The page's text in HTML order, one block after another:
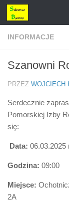
Przejdź do
INFORMACJE
Szanowni
PRZEZ WOJCIECH
Serdecznie
Pomorskiej Izby
się:
Data: 06.03.2025
Godzina: 09:00
Miejsce:
2A